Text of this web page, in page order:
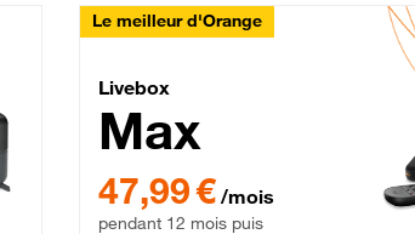
Engagement 12 mois
Le meilleur d'Orange
Livebox Max
Livebox
Max
47,99 € par mois pendant 12 mois puis
47,99 € /mois
pendant 12 mois puis